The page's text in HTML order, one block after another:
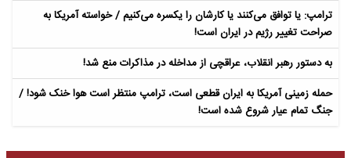
ترامپ: یا توافق می‌کنند یا کارشان را یکسره می‌کنیم / خواسته آمریکا به
صراحت تغییر رژیم در ایران است!
به دستور رهبر انقلاب، عراقچی از مداخله در مذاکرات منع شد!
حمله زمینی آمریکا به ایران قطعی است، ترامپ منتظر است هوا خنک شود! /
جنگ تمام عیار شروع شده است!